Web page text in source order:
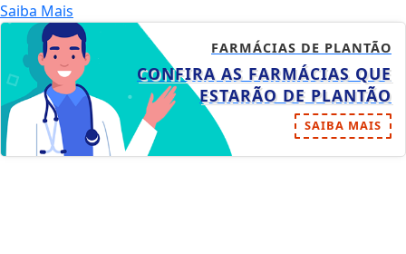
Saiba Mais
FARMÁCIAS DE PLANTÃO
CONFIRA AS FARMÁCIAS QUE
ESTARÃO DE PLANTÃO
SAIBA MAIS